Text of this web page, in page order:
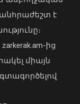
է
ից
միայն